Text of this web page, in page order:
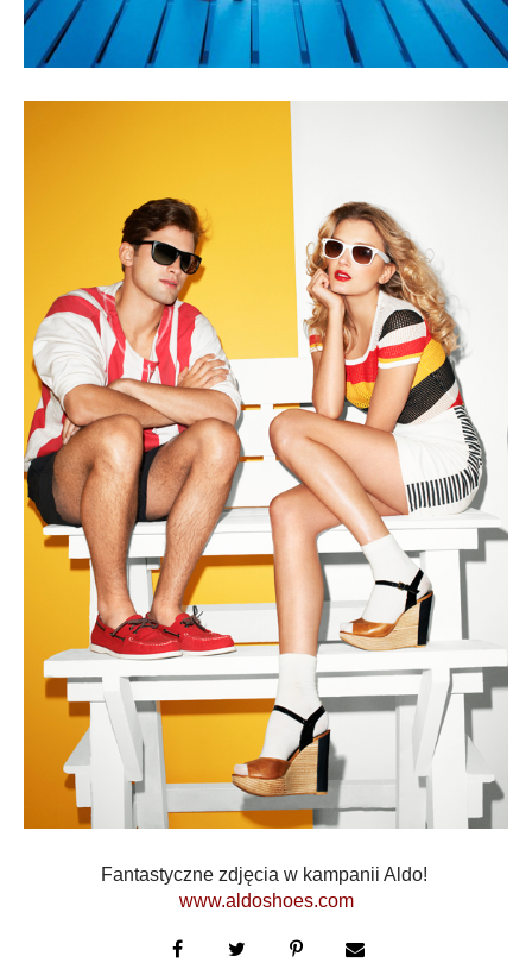
Fantastyczne zdjęcia w kampanii Aldo!
www.aldoshoes.com